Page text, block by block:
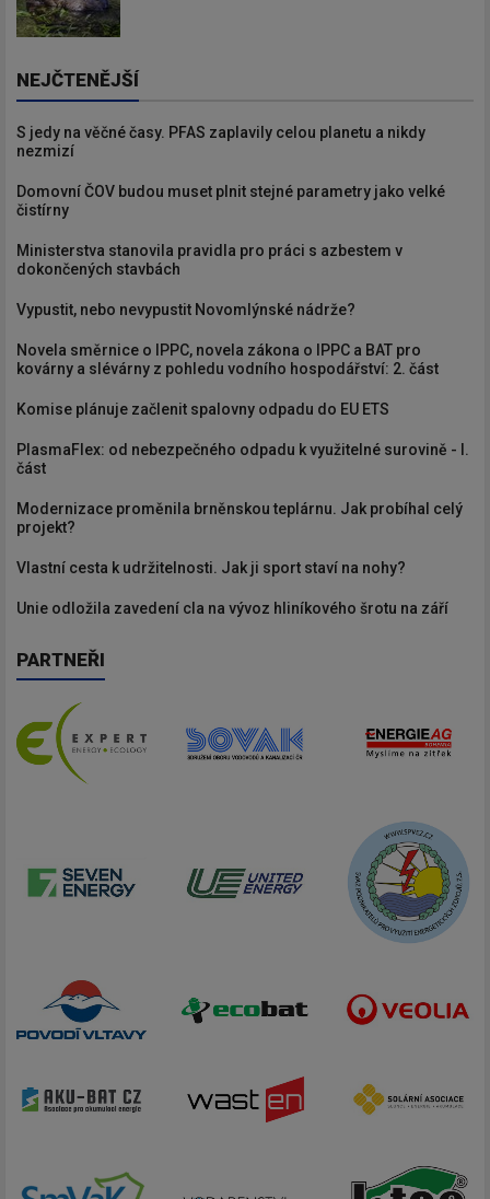
NEJČTENĚJŠÍ
S jedy na věčné časy. PFAS zaplavily celou planetu a nikdy
nezmizí
Domovní ČOV budou muset plnit stejné parametry jako velké
čistírny
Ministerstva stanovila pravidla pro práci s azbestem v
dokončených stavbách
Vypustit, nebo nevypustit Novomlýnské nádrže?
Novela směrnice o IPPC, novela zákona o IPPC a BAT pro
kovárny a slévárny z pohledu vodního hospodářství: 2. část
Komise plánuje začlenit spalovny odpadu do EU ETS
PlasmaFlex: od nebezpečného odpadu k využitelné surovině - I.
část
Modernizace proměnila brněnskou teplárnu. Jak probíhal celý
projekt?
Vlastní cesta k udržitelnosti. Jak ji sport staví na nohy?
Unie odložila zavedení cla na vývoz hliníkového šrotu na září
PARTNEŘI